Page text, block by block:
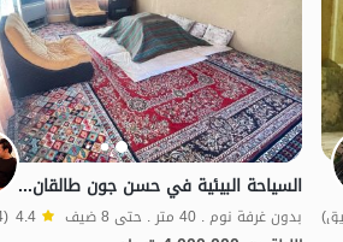
السياحة البيئية في حسن جون طالقان - شاه البرز
بدون غرفة نوم . 40 متر . حتى 8 ضيف 4.4 (4 تعليق)